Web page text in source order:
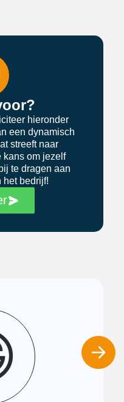
hieronder
een dynamisch
streeft naar
kans om jezelf
te dragen aan
het bedrijf!